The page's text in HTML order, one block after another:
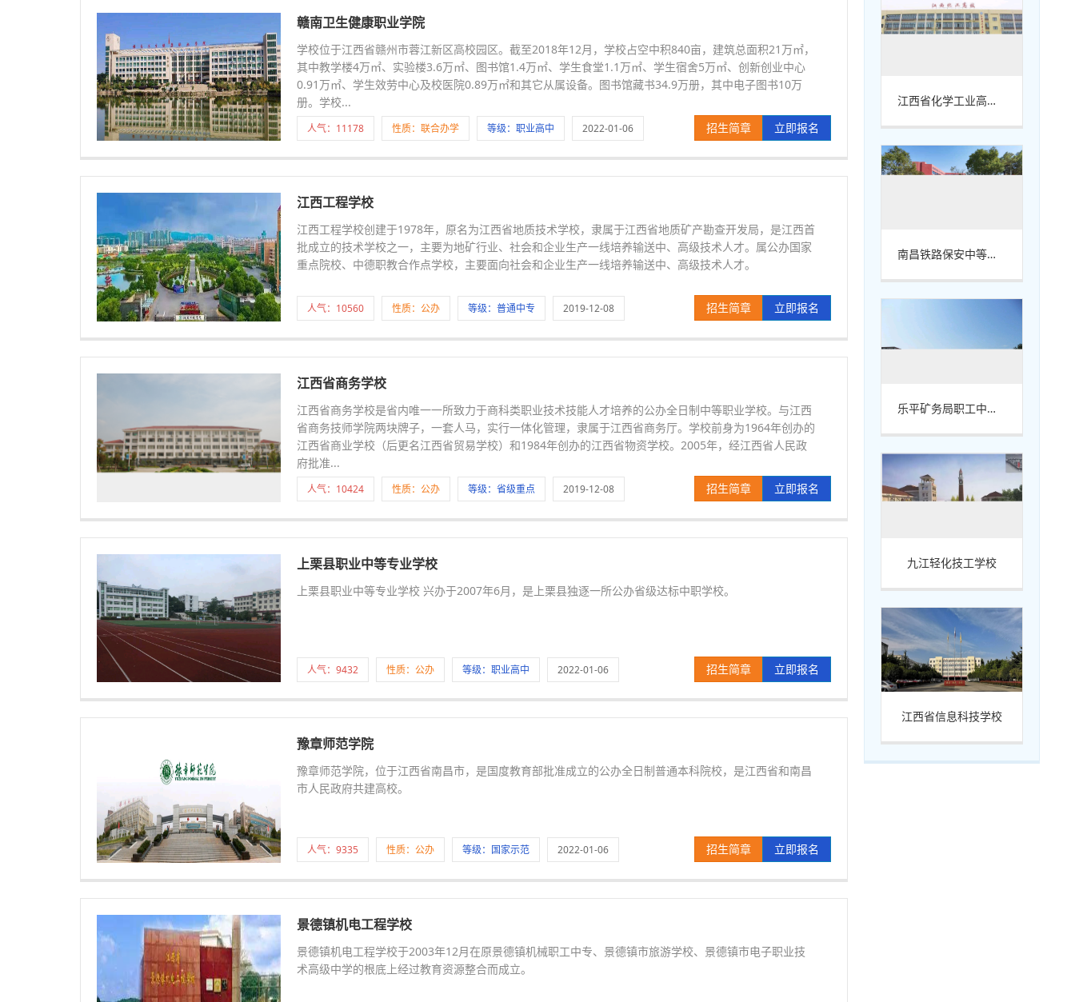
赣南卫生健康职业学院
学校位于江西省赣州市蓉江新区高校园区。截至2018年12月，学校占空中积840亩，建筑总面积21万㎡，
其中教学楼4万㎡、实验楼3.6万㎡、图书馆1.4万㎡、学生食堂1.1万㎡、学生宿舍5万㎡、创新创业中心
0.91万㎡、学生效劳中心及校医院0.89万㎡和其它从属设备。图书馆藏书34.9万册，其中电子图书10万
册。学校...
人气：11178 性质：联合办学 等级：职业高中 2022-01-06 招生简章 立即报名
江西工程学校
江西工程学校创建于1978年，原名为江西省地质技术学校，隶属于江西省地质矿产勘查开发局，是江西首
批成立的技术学校之一，主要为地矿行业、社会和企业生产一线培养输送中、高级技术人才。属公办国家
重点院校、中德职教合作点学校，主要面向社会和企业生产一线培养输送中、高级技术人才。
人气：10560 性质：公办 等级：普通中专 2019-12-08 招生简章 立即报名
江西省商务学校
江西省商务学校是省内唯一一所致力于商科类职业技术技能人才培养的公办全日制中等职业学校。与江西
省商务技师学院两块牌子，一套人马，实行一体化管理，隶属于江西省商务厅。学校前身为1964年创办的
江西省商业学校（后更名江西省贸易学校）和1984年创办的江西省物资学校。2005年，经江西省人民政
府批准...
人气：10424 性质：公办 等级：省级重点 2019-12-08 招生简章 立即报名
上栗县职业中等专业学校
上栗县职业中等专业学校 兴办于2007年6月，是上栗县独逐一所公办省级达标中职学校。
人气：9432 性质：公办 等级：职业高中 2022-01-06 招生简章 立即报名
豫章师范学院
豫章师范学院，位于江西省南昌市，是国度教育部批准成立的公办全日制普通本科院校，是江西省和南昌
市人民政府共建高校。
人气：9335 性质：公办 等级：国家示范 2022-01-06 招生简章 立即报名
景德镇机电工程学校
景德镇机电工程学校于2003年12月在原景德镇机械职工中专、景德镇市旅游学校、景德镇市电子职业技
术高级中学的根底上经过教育资源整合而成立。
江西省化学工业高级技工学校
南昌铁路保安中等专业学校
乐平矿务局职工中等专业学校
九江轻化技工学校
江西省信息科技学校